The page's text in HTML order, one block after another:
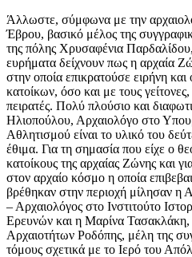
Άλλωστε, σύμφωνα με την
Έβρου, βασικό μέλος της
της πόλης Χρυσαφένια Παρδαλίδου,
ευρήματα δείχνουν πως η αρχαία
στην οποία επικρατούσε ειρήνη
κατοίκων, όσο και με τους
πειρατές. Πολύ πλούσιο και
Ηλιοπούλου, Αρχαιολόγο στο
Αθλητισμού είναι το υλικό του
έθιμα. Για τη σημασία που είχε ο
κατοίκους της αρχαίας Ζώνης και
στον αρχαίο κόσμο η οποία
βρέθηκαν στην περιοχή μίλησαν η
– Αρχαιολόγος στο Ινστιτούτο
Ερευνών και η Μαρίνα Τασακλάκη,
Αρχαιοτήτων Ροδόπης, μέλη της
τόμους σχετικά με το Ιερό του